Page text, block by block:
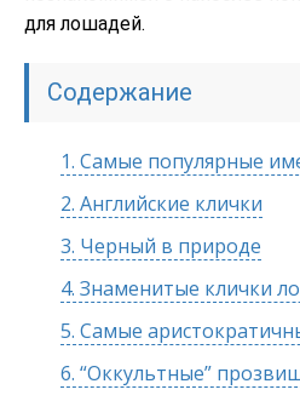
для лошадей.
Содержание
1. Самые популярные
2. Английские клички
3. Черный в природе
4. Знаменитые клички
5. Самые
6. “Оккультные”